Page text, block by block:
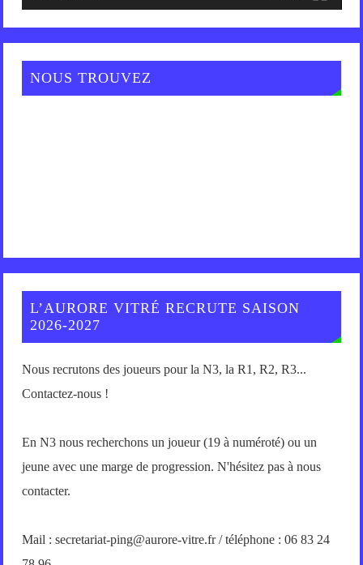
NOUS TROUVEZ
L’AURORE VITRÉ RECRUTE SAISON
2026-2027
Nous recrutons des joueurs pour la N3, la R1, R2, R3...
Contactez-nous !
En N3 nous recherchons un joueur (19 à numéroté) ou un
jeune avec une marge de progression. N'hésitez pas à nous
contacter.
Mail : secretariat-ping@aurore-vitre.fr / téléphone : 06 83 24